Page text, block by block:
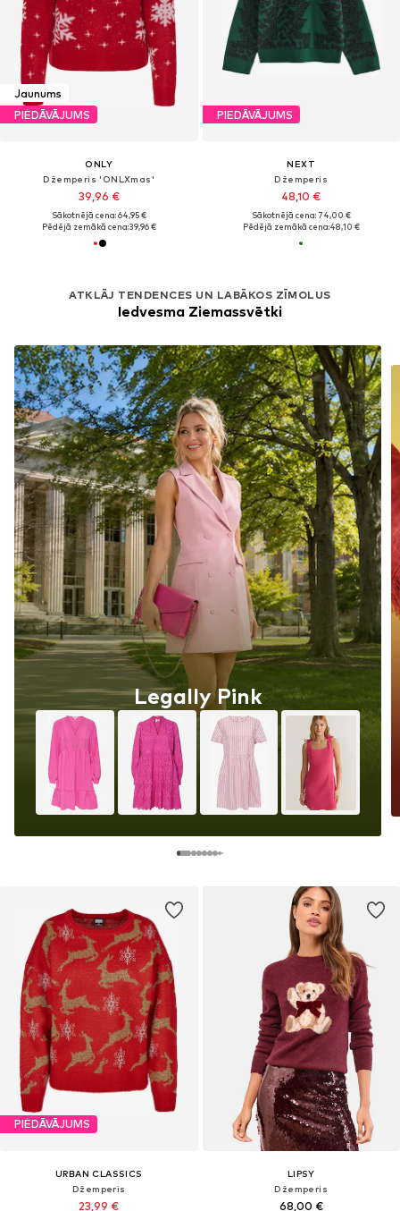
Jaunums
PIEDĀVĀJUMS
ONLY
Džemperis 'ONLXmas'
39,96 €
Sākotnējā cena: 64,95 €
Pēdējā zemākā cena:39,96 €
PIEDĀVĀJUMS
NEXT
Džemperis
48,10 €
Sākotnējā cena: 74,00 €
Pēdējā zemākā cena:48,10 €
ATKLĀJ TENDENCES UN LABĀKOS ZĪMOLUS
Iedvesma Ziemassvētki
Legally Pink
PIEDĀVĀJUMS
URBAN CLASSICS
Džemperis
23,99 €
LIPSY
Džemperis
68,00 €